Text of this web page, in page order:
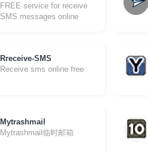
FREE service for receive
SMS messages online
Rreceive-SMS
Receive sms online free
Mytrashmail
Mytrashmail临时邮箱